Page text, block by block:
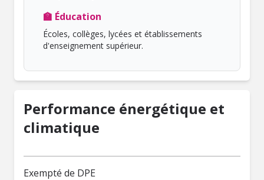
🏫 Éducation
Écoles, collèges, lycées et établissements
d'enseignement supérieur.
Performance énergétique et
climatique
Exempté de DPE